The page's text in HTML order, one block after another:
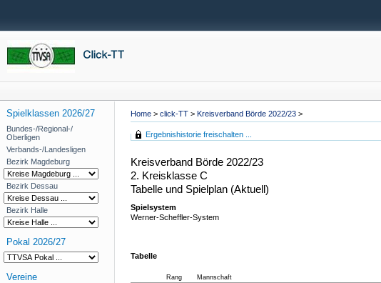
Home > click-TT > Kreisverband Börde 2022/23 >
Spielklassen 2026/27
Bundes-/Regional-/
Oberligen
Verbands-/Landesligen
Bezirk Magdeburg
Bezirk Dessau
Bezirk Halle
Pokal 2026/27
Vereine
Ergebnishistorie freischalten ...
Kreisverband Börde 2022/23
2. Kreisklasse C
Tabelle und Spielplan (Aktuell)
Spielsystem
Werner-Scheffler-System
Tabelle
Rang Mannschaft